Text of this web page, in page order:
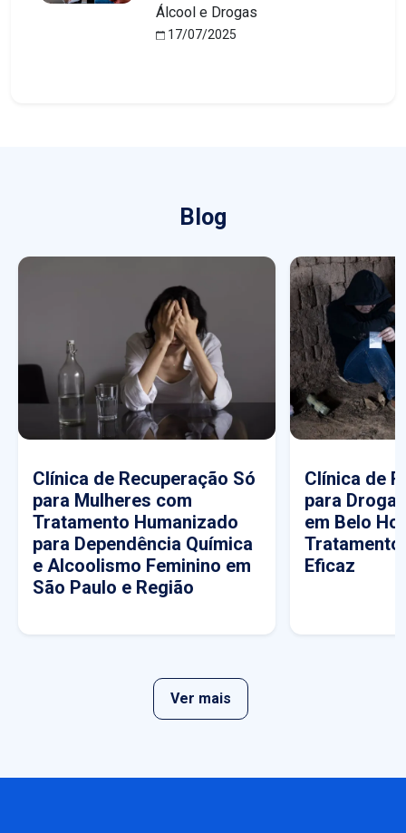
Álcool e Drogas
17/07/2025
Blog
Clínica de Recuperação Só
para Mulheres com
Tratamento Humanizado
para Dependência Química
e Alcoolismo Feminino em
São Paulo e Região
Clínica de
para
em Belo
Tratamento
Eficaz
Ver mais